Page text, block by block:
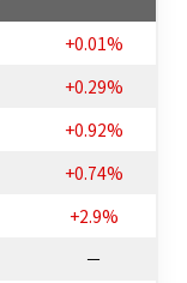
+0.01%
+0.29%
+0.92%
+0.74%
+2.9%
－